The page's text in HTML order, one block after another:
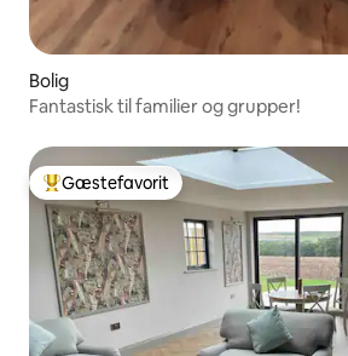
Bolig
Fantastisk til familier og grupper!
Bedste gæstefavorit
Gæstefavorit